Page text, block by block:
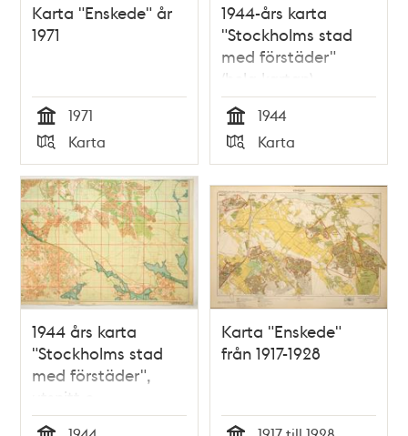
Karta "Enskede" år
1971
Tid
1971
Typ
Karta
1944-års karta
"Stockholms stad
med förstäder"
(hela kartan)
Tid
1944
Typ
Karta
1944 års karta
"Stockholms stad
med förstäder",
utsnitt c
Karta "Enskede"
från 1917-1928